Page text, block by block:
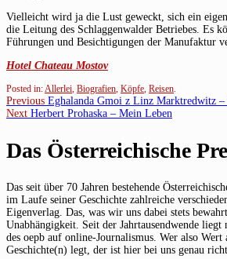
Vielleicht wird ja die Lust geweckt, sich ein
die Leitung des Schlaggenwalder Betriebes. Es
Führungen und Besichtigungen der Manufaktur
Hotel Chateau Mostov
Posted in: Allerlei Biografien Köpfe Reisen
Beitragsnavigation
Previous Previous
post:
Eghalanda Gmoi z Linz Marktredwitz –
Next Next
Herbert Prohaska – Mein Leben
Das Österreichische
Das seit über 70 Jahren bestehende
im Laufe seiner Geschichte zahlreiche
Eigenverlag. Das, was wir uns dabei stets
Unabhängigkeit. Seit der Jahrtausendwende liegt
des oepb auf online-Journalismus. Wer also
Geschichte(n) legt, der ist hier bei uns genau